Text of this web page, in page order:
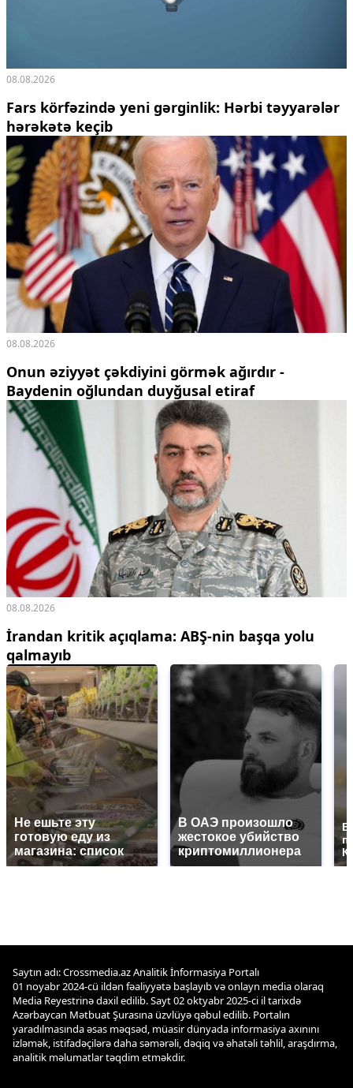
08.08.2026
Fars körfəzində yeni gərginlik: Hərbi təyyarələr
hərəkətə keçib
08.08.2026
Onun əziyyət çəkdiyini görmək ağırdır -
Baydenin oğlundan duyğusal etiraf
08.08.2026
İrandan kritik açıqlama: ABŞ-nin başqa yolu
qalmayıb
Не ешьте эту
готовую еду из
магазина: список
В ОАЭ произошло
жестокое убийство
криптомиллионера
Saytın adı: Crossmedia.az Analitik İnformasiya Portalı
01 noyabr 2024-cü ildən fəaliyyətə başlayıb və onlayn media olaraq
Media Reyestrinə daxil edilib. Sayt 02 oktyabr 2025-ci il tarixdə
Azərbaycan Mətbuat Şurasına üzvlüyə qəbul edilib. Portalın
yaradılmasında əsas məqsəd, müasir dünyada informasiya axınını
izləmək, istifadəçilərə daha səmərəli, dəqiq və əhatəli təhlil, araşdırma,
analitik məlumatlar təqdim etməkdir.